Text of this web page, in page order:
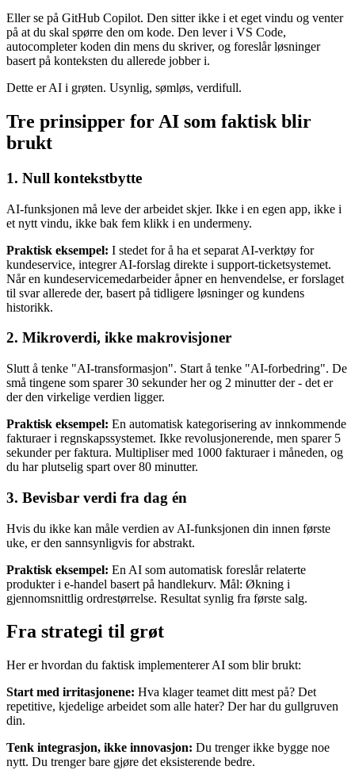
Eller se på GitHub Copilot. Den sitter ikke i et eget vindu og venter
på at du skal spørre den om kode. Den lever i VS Code,
autocompleter koden din mens du skriver, og foreslår løsninger
basert på konteksten du allerede jobber i.
Dette er AI i grøten. Usynlig, sømløs, verdifull.
Tre prinsipper for AI som faktisk blir
brukt
1. Null kontekstbytte
AI-funksjonen må leve der arbeidet skjer. Ikke i en egen app, ikke i
et nytt vindu, ikke bak fem klikk i en undermeny.
Praktisk eksempel: I stedet for å ha et separat AI-verktøy for
kundeservice, integrer AI-forslag direkte i support-ticketsystemet.
Når en kundeservicemedarbeider åpner en henvendelse, er forslaget
til svar allerede der, basert på tidligere løsninger og kundens
historikk.
2. Mikroverdi, ikke makrovisjoner
Slutt å tenke "AI-transformasjon". Start å tenke "AI-forbedring". De
små tingene som sparer 30 sekunder her og 2 minutter der - det er
der den virkelige verdien ligger.
Praktisk eksempel: En automatisk kategorisering av innkommende
fakturaer i regnskapssystemet. Ikke revolusjonerende, men sparer 5
sekunder per faktura. Multipliser med 1000 fakturaer i måneden, og
du har plutselig spart over 80 minutter.
3. Bevisbar verdi fra dag én
Hvis du ikke kan måle verdien av AI-funksjonen din innen første
uke, er den sannsynligvis for abstrakt.
Praktisk eksempel: En AI som automatisk foreslår relaterte
produkter i e-handel basert på handlekurv. Mål: Økning i
gjennomsnittlig ordrestørrelse. Resultat synlig fra første salg.
Fra strategi til grøt
Her er hvordan du faktisk implementerer AI som blir brukt:
Start med irritasjonene: Hva klager teamet ditt mest på? Det
repetitive, kjedelige arbeidet som alle hater? Der har du gullgruven
din.
Tenk integrasjon, ikke innovasjon: Du trenger ikke bygge noe
nytt. Du trenger bare gjøre det eksisterende bedre.